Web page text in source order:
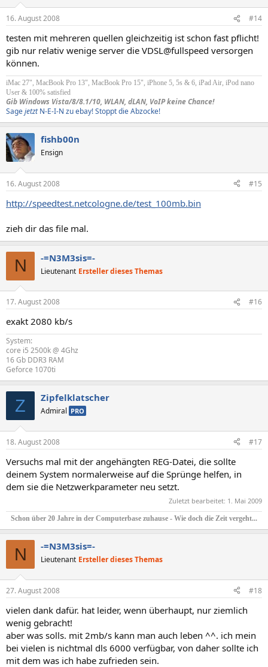
16. August 2008 #14
testen mit mehreren quellen gleichzeitig ist schon fast pflicht!
gib nur relativ wenige server die VDSL@fullspeed versorgen
können.
iMac 27", MacBook Pro 13", MacBook Pro 15", iPhone 5, 5s & 6, iPad Air, iPod nano
User & 100% satisfied
Gib Windows Vista/8/8.1/10, WLAN, dLAN, VoIP keine Chance!
SagejetztN-E-I-N zu ebay! Stoppt die Abzocke!
fishb00n
Ensign
16. August 2008 #15
http://speedtest.netcologne.de/test_100mb.bin
zieh dir das file mal.
N -=N3M3sis=-
Lieutenant Ersteller dieses Themas
17. August 2008 #16
exakt 2080 kb/s
System:
core i5 2500k @ 4Ghz
16 Gb DDR3 RAM
Geforce 1070ti
Z Zipfelklatscher
Admiral PRO
18. August 2008 #17
Versuchs mal mit der angehängten REG-Datei, die sollte
deinem System normalerweise auf die Sprünge helfen, in
dem sie die Netzwerkparameter neu setzt.
Zuletzt bearbeitet: 1. Mai 2009
Schon über 20 Jahre in der Computerbase zuhause - Wie doch die Zeit vergeht...
N -=N3M3sis=-
Lieutenant Ersteller dieses Themas
27. August 2008 #18
vielen dank dafür. hat leider, wenn überhaupt, nur ziemlich
wenig gebracht!
aber was solls. mit 2mb/s kann man auch leben ^^. ich mein
bei vielen is nichtmal dls 6000 verfügbar, von daher sollte ich
mit dem was ich habe zufrieden sein.